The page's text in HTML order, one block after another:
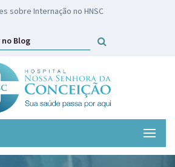
campanha Troco Solidário